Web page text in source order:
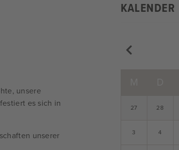
unsere
es sich in
unserer
KALENDER
27 28
3 4